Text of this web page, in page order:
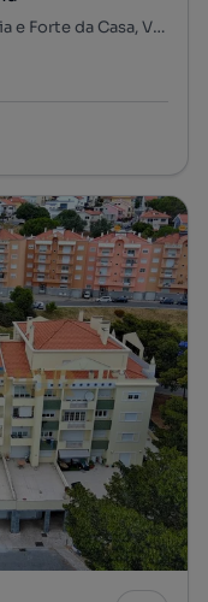
Póvoa de Santa Iria, Póvoa de Santa Iria e Forte da Casa, Vila Franca de Xira, Lisboa